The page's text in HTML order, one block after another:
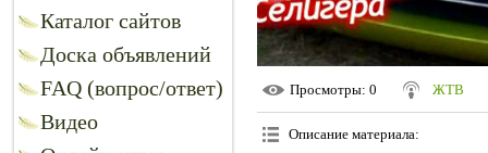
Каталог сайтов
Доска объявлений
FAQ (вопрос/ответ)
Видео
Просмотры: 0 ЖТВ
Описание материала: